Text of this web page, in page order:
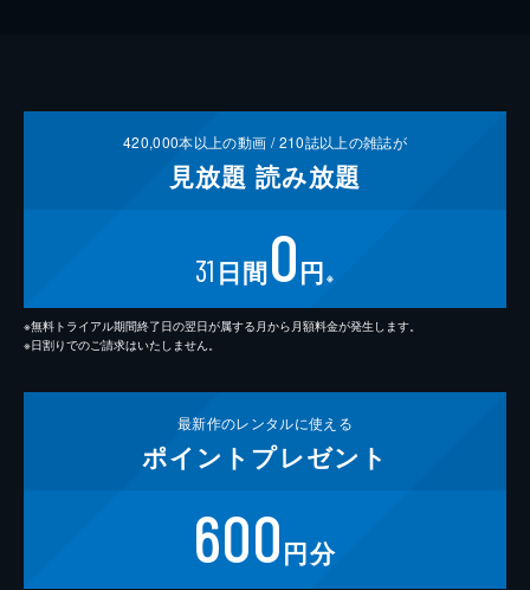
420,000本以上の動画 /210誌以上の雑誌が
見放題 読み放題
31 日間0円 ※
※無料トライアル期間終了日の翌日が属する月から月額料金が発生します。
※日割りでのご請求はいたしません。
最新作のレンタルに使える
ポイント プレゼント
600円分